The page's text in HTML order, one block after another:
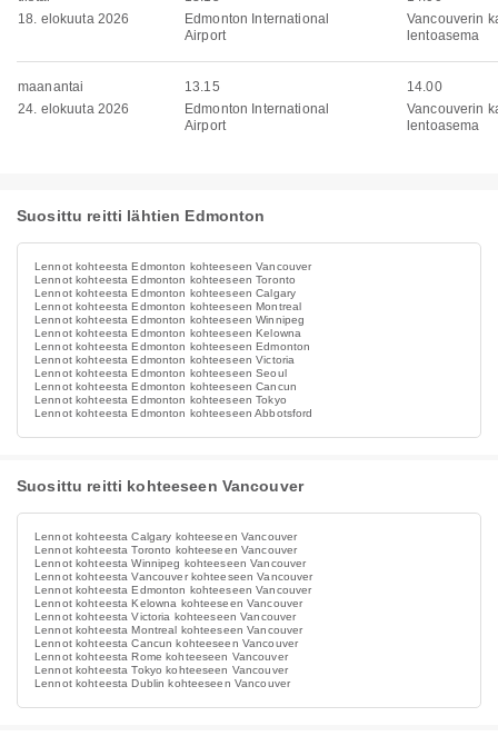
18. elokuuta 2026
Edmonton International
Airport
Vancouverin
lentoasema
maanantai
24. elokuuta 2026
13.15
Edmonton International
Airport
14.00
Vancouverin
lentoasema
Suosittu reitti lähtien Edmonton
Lennot kohteesta Edmonton kohteeseen Vancouver
Lennot kohteesta Edmonton kohteeseen Toronto
Lennot kohteesta Edmonton kohteeseen Calgary
Lennot kohteesta Edmonton kohteeseen Montreal
Lennot kohteesta Edmonton kohteeseen Winnipeg
Lennot kohteesta Edmonton kohteeseen Kelowna
Lennot kohteesta Edmonton kohteeseen Edmonton
Lennot kohteesta Edmonton kohteeseen Victoria
Lennot kohteesta Edmonton kohteeseen Seoul
Lennot kohteesta Edmonton kohteeseen Cancun
Lennot kohteesta Edmonton kohteeseen Tokyo
Lennot kohteesta Edmonton kohteeseen Abbotsford
Suosittu reitti kohteeseen Vancouver
Lennot kohteesta Calgary kohteeseen Vancouver
Lennot kohteesta Toronto kohteeseen Vancouver
Lennot kohteesta Winnipeg kohteeseen Vancouver
Lennot kohteesta Vancouver kohteeseen Vancouver
Lennot kohteesta Edmonton kohteeseen Vancouver
Lennot kohteesta Kelowna kohteeseen Vancouver
Lennot kohteesta Victoria kohteeseen Vancouver
Lennot kohteesta Montreal kohteeseen Vancouver
Lennot kohteesta Cancun kohteeseen Vancouver
Lennot kohteesta Rome kohteeseen Vancouver
Lennot kohteesta Tokyo kohteeseen Vancouver
Lennot kohteesta Dublin kohteeseen Vancouver